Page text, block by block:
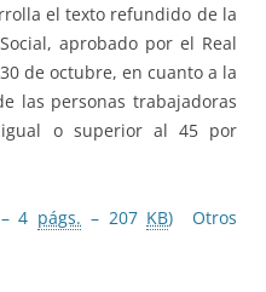
el texto refundido de la
aprobado por el Real
de octubre, en cuanto a la
las personas trabajadoras
o superior al 45 por
4 págs. – 207 KB)
Otros